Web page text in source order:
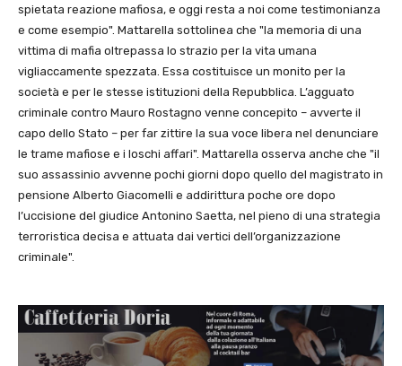
spietata reazione mafiosa, e oggi resta a noi come testimonianza
e come esempio". Mattarella sottolinea che "la memoria di una
vittima di mafia oltrepassa lo strazio per la vita umana
vigliaccamente spezzata. Essa costituisce un monito per la
società e per le stesse istituzioni della Repubblica. L’agguato
criminale contro Mauro Rostagno venne concepito – avverte il
capo dello Stato – per far zittire la sua voce libera nel denunciare
le trame mafiose e i loschi affari". Mattarella osserva anche che "il
suo assassinio avvenne pochi giorni dopo quello del magistrato in
pensione Alberto Giacomelli e addirittura poche ore dopo
l’uccisione del giudice Antonino Saetta, nel pieno di una strategia
terroristica decisa e attuata dai vertici dell’organizzazione
criminale".